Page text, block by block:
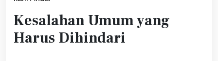
Kesalahan Umum yang
Harus Dihindari